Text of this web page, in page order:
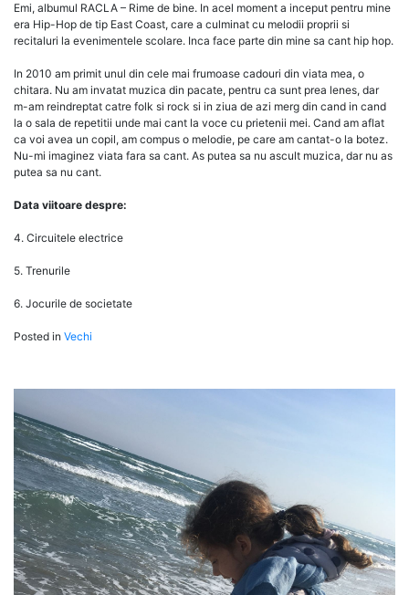
Emi, albumul RACLA – Rime de bine. In acel moment a inceput pentru mine
era Hip-Hop de tip East Coast, care a culminat cu melodii proprii si
recitaluri la evenimentele scolare. Inca face parte din mine sa cant hip hop.
In 2010 am primit unul din cele mai frumoase cadouri din viata mea, o
chitara. Nu am invatat muzica din pacate, pentru ca sunt prea lenes, dar
m-am reindreptat catre folk si rock si in ziua de azi merg din cand in cand
la o sala de repetitii unde mai cant la voce cu prietenii mei. Cand am aflat
ca voi avea un copil, am compus o melodie, pe care am cantat-o la botez.
Nu-mi imaginez viata fara sa cant. As putea sa nu ascult muzica, dar nu as
putea sa nu cant.
Data viitoare despre:
4. Circuitele electrice
5. Trenurile
6. Jocurile de societate
Posted in Vechi